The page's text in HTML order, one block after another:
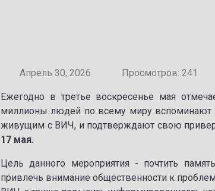
Апрель 30, 2026 Просмотров: 241
Ежегодно в третье воскресенье мая
миллионы людей по всему миру вспоминают
живущим с ВИЧ, и подтверждают свою
17 мая.
Цель данного мероприятия - почтить
привлечь внимание общественности к